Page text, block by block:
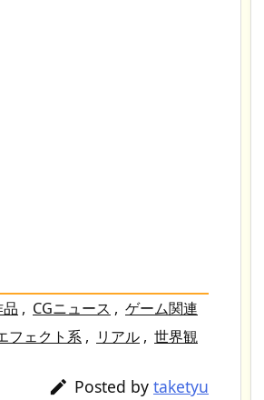
, CGニュース , ゲーム関連
フェクト系 , リアル , 世界観
 Posted by taketyu